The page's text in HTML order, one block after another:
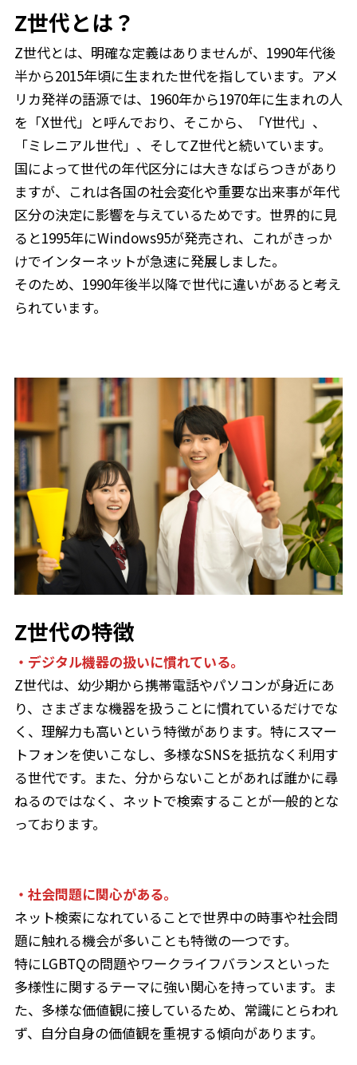
Z世代とは？
Z世代とは、明確な定義はありませんが、1990年代後
半から2015年頃に生まれた世代を指しています。アメ
リカ発祥の語源では、1960年から1970年に生まれの人
を「X世代」と呼んでおり、そこから、「Y世代」、
「ミレニアル世代」、そしてZ世代と続いています。
国によって世代の年代区分には大きなばらつきがあり
ますが、これは各国の社会変化や重要な出来事が年代
区分の決定に影響を与えているためです。世界的に見
ると1995年にWindows95が発売され、これがきっか
けでインターネットが急速に発展しました。
そのため、1990年後半以降で世代に違いがあると考え
られています。
Z世代の特徴
・デジタル機器の扱いに慣れている。
Z世代は、幼少期から携帯電話やパソコンが身近にあ
り、さまざまな機器を扱うことに慣れているだけでな
く、理解力も高いという特徴があります。特にスマー
トフォンを使いこなし、多様なSNSを抵抗なく利用す
る世代です。また、分からないことがあれば誰かに尋
ねるのではなく、ネットで検索することが一般的とな
っております。
・社会問題に関心がある。
ネット検索になれていることで世界中の時事や社会問
題に触れる機会が多いことも特徴の一つです。
特にLGBTQの問題やワークライフバランスといった
多様性に関するテーマに強い関心を持っています。ま
た、多様な価値観に接しているため、常識にとらわれ
ず、自分自身の価値観を重視する傾向があります。